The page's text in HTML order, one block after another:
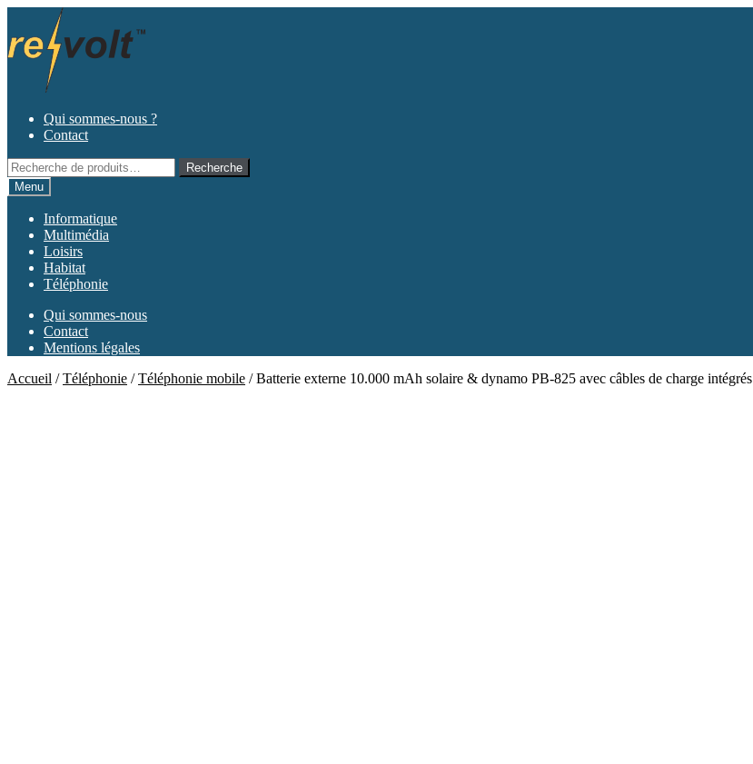
la
navigation
contenu
Qui sommes-nous ?
Contact
Recherche
pour :
Recherche
Menu
Informatique
Multimédia
Loisirs
Habitat
Téléphonie
Qui sommes-nous
Contact
Mentions légales
Accueil /Téléphonie /Téléphonie mobile /Batterie externe 10.000 mAh solaire & dynamo PB-825 avec câbles de charge intégrés